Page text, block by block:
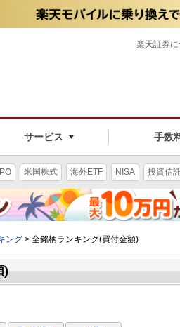
サービス 手数
楽天証券
米国株式 海外ETF NISA 投資信
ング > 全銘柄ランキング(買付金額)
)